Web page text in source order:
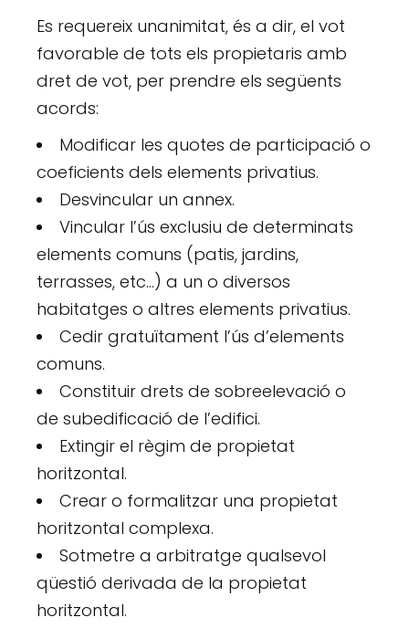
Es requereix unanimitat, és a dir, el vot
favorable de tots els propietaris amb
dret de vot, per prendre els següents
acords:
Modificar les quotes de participació o
coeficients dels elements privatius.
Desvincular un annex.
Vincular l’ús exclusiu de determinats
elements comuns (patis, jardins,
terrasses, etc…) a un o diversos
habitatges o altres elements privatius.
Cedir gratuïtament l’ús d’elements
comuns.
Constituir drets de sobreelevació o
de subedificació de l’edifici.
Extingir el règim de propietat
horitzontal.
Crear o formalitzar una propietat
horitzontal complexa.
Sotmetre a arbitratge qualsevol
qüestió derivada de la propietat
horitzontal.